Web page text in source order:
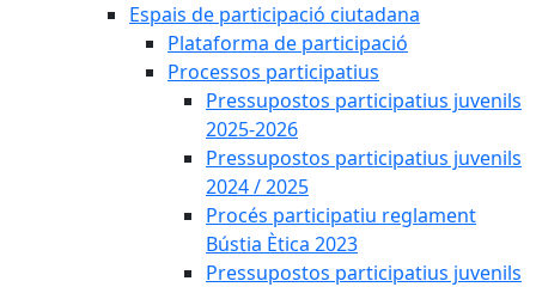
Espais de participació ciutadana
Plataforma de participació
Processos participatius
Pressupostos participatius juvenils
2025-2026
Pressupostos participatius juvenils
2024 / 2025
Procés participatiu reglament
Bústia Ètica 2023
Pressupostos participatius juvenils